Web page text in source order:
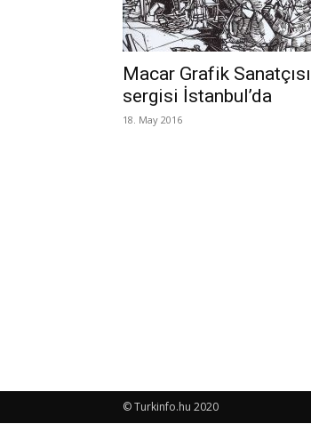
Macar Grafik
sergisi İstanbul’da
18. May 2016
© Turkinfo.hu 2020